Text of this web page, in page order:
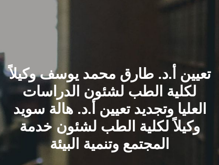
الشئون الأكاديمية
البحث العلمي
الرعاية الصحية
المراكز والوحدات
تعيين أ.د. طارق محمد يوسف وكيلاً
لكلية الطب لشئون الدراسات
العليا وتجديد تعيين أ.د. هالة سويد
وكيلاً لكلية الطب لشئون خدمة
المجتمع وتنمية البيئة